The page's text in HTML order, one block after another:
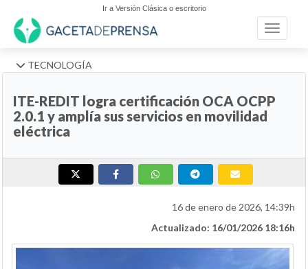
Ir a Versión Clásica o escritorio
Toggle
TECNOLOGÍA
ITE-REDIT logra certificación OCA OCPP
2.0.1 y amplía sus servicios en movilidad
eléctrica
16 de enero de 2026, 14:39h
Actualizado: 16/01/2026 18:16h